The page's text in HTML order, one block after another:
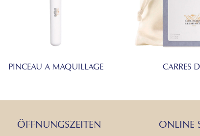
PINCEAU A MAQUILLAGE CARRES
ÖFFNUNGSZEITEN ONLINE